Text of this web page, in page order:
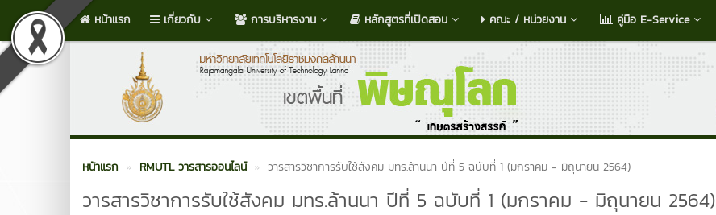
หน้าแรก เกี่ยวกับ การบริหารงาน หลักสูตรที่เปิดสอน คณะ / หน่วยงาน คู่มือ E-Service
หน้าแรก RMUTL วารสารออนไลน์ วารสารวิชาการรับใช้สังคม มทร.ล้านนา ปีที่ 5 ฉบับที่ 1 (มกราคม - มิถุนายน 2564)
วารสารวิชาการรับใช้สังคม มทร.ล้านนา ปีที่ 5 ฉบับที่ 1 (มกราคม - มิถุนายน 2564)